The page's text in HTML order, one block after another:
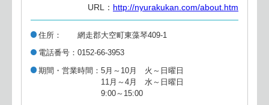
URL： http://nyurakukan.com/about.htm
住所
網走郡大空町東藻琴409-1
電話番号
0152-66-3953
期間・営業時間
5月～10月 火～日曜日
11月～4月 水～日曜日
9:00～15:00